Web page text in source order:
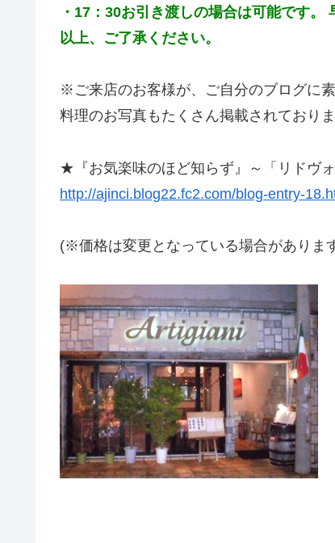
・ 17：30お引き渡しの場合は可能です。
以上、 ご了承ください。
※ご来店のお客様が、ご自分のブログに
料理のお写真もたくさん掲載されており
★『お気楽味のほど知らず』～「リドヴ
http://ajinci.blog22.fc2.com/blog-entry-
(※価格は変更となっている場合がありま